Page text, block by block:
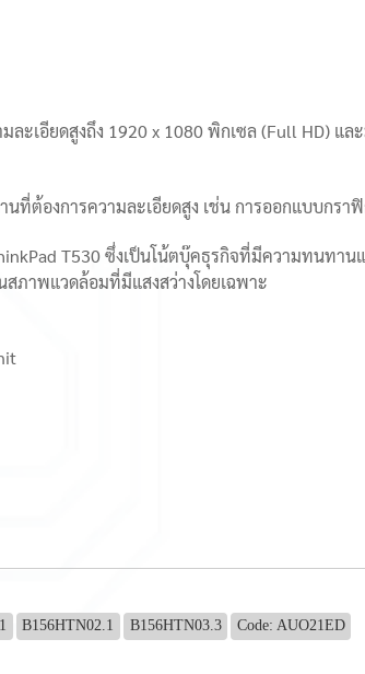
ะเอียดสูงถึง 1920 x 1080 พิกเซล (Full HD) แ
ที่ต้องการความละเอียดสูง เช่น การออกแบบกรา
T530 ซึ่งเป็นโน้ตบุ๊คธุรกิจที่มีความทนท
สภาพแวดล้อมที่มีแสงสว่างโดยเฉพาะ
B156HTN02.1 B156HTN03.3 Code: AUO21ED